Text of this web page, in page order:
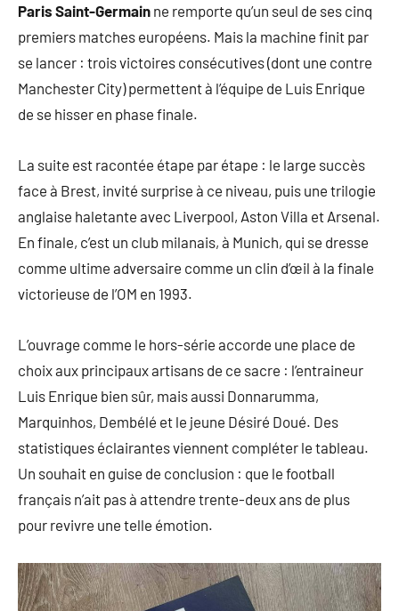
Paris Saint-Germain ne remporte qu’un seul de ses cinq
premiers matches européens. Mais la machine finit par
se lancer : trois victoires consécutives (dont une contre
Manchester City) permettent à l’équipe de Luis Enrique
de se hisser en phase finale.
La suite est racontée étape par étape : le large succès
face à Brest, invité surprise à ce niveau, puis une trilogie
anglaise haletante avec Liverpool, Aston Villa et Arsenal.
En finale, c’est un club milanais, à Munich, qui se dresse
comme ultime adversaire comme un clin d’œil à la finale
victorieuse de l’OM en 1993.
L’ouvrage comme le hors-série accorde une place de
choix aux principaux artisans de ce sacre : l’entraineur
Luis Enrique bien sûr, mais aussi Donnarumma,
Marquinhos, Dembélé et le jeune Désiré Doué. Des
statistiques éclairantes viennent compléter le tableau.
Un souhait en guise de conclusion : que le football
français n’ait pas à attendre trente-deux ans de plus
pour revivre une telle émotion.